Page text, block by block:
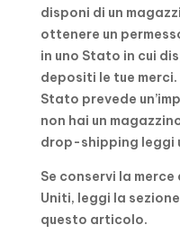
disponi di un
ottenere un
in uno Stato in cui
depositi le tue
Stato prevede
non hai un
drop-shipping leggi
Se conservi la
Uniti, leggi la
questo articolo.